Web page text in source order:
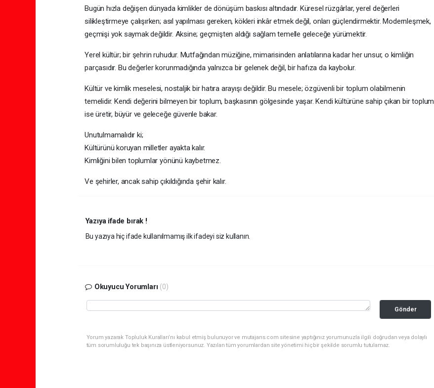
Bugün hızla değişen dünyada kimlikler de dönüşüm baskısı altındadır. Küresel rüzgârlar, yerel değerleri
silikleştirmeye çalışırken; asıl yapılması gereken, kökleri inkâr etmek değil, onları güçlendirmektir. Modernleşmek,
geçmişi yok saymak değildir. Aksine; geçmişten aldığı sağlam temelle geleceğe yürümektir.
Yerel kültür; bir şehrin ruhudur. Mutfağından müziğine, mimarisinden anlatılarına kadar her unsur, o kimliğin
parçasıdır. Bu değerler korunmadığında yalnızca bir gelenek değil, bir hafıza da kaybolur.
Kültür ve kimlik meselesi, nostaljik bir hatıra arayışı değildir. Bu mesele; özgüvenli bir toplum olabilmenin
temelidir. Kendi değerini bilmeyen bir toplum, başkasının gölgesinde yaşar. Kendi kültürüne sahip çıkan bir toplum
ise üretir, büyür ve geleceğe güvenle bakar.
Unutulmamalıdır ki;
Kültürünü koruyan milletler ayakta kalır.
Kimliğini bilen toplumlar yönünü kaybetmez.
Ve şehirler, ancak sahip çıkıldığında şehir kalır.
Yazıya ifade bırak !
Bu yazıya hiç ifade kullanılmamış ilk ifadeyi siz kullanın.
Okuyucu Yorumları (0)
Gönder
Yorum yazarak Topluluk Kuralları’nı kabul etmiş bulunuyor ve mutajans.com sitesine yaptığınız yorumunuzla ilgili doğrudan veya dolaylı
tüm sorumluluğu tek başınıza üstleniyorsunuz. Yazılan tüm yorumlardan site yönetimi hiçbir şekilde sorumlu tutulamaz.